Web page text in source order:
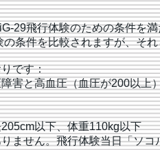
29飛行体験のための条件を
条件を比較されますが、そ
です：
害と高血圧（血圧が200以
以下、体重110kg以下
ません。飛行体験当日「ソ